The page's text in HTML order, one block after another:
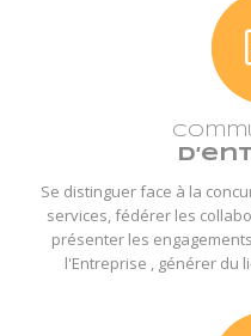
Se distinguer face à la
services, fédérer les
présenter les
l'Entreprise , générer du